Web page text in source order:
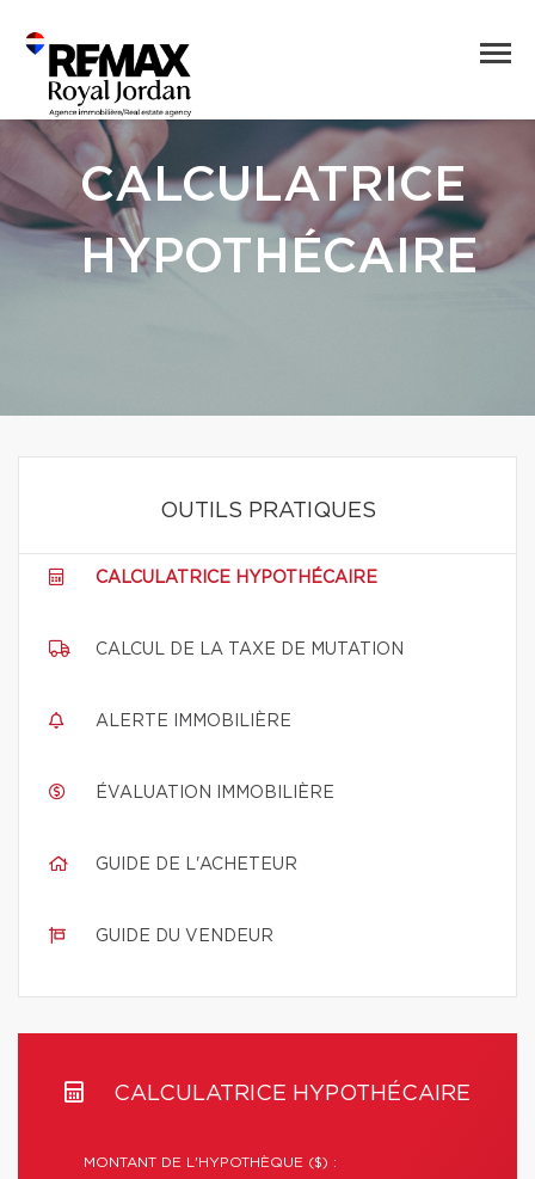
CALCULATRICE
HYPOTHÉCAIRE
OUTILS PRATIQUES
CALCULATRICE HYPOTHÉCAIRE
CALCUL DE LA TAXE DE MUTATION
ALERTE IMMOBILIÈRE
ÉVALUATION IMMOBILIÈRE
GUIDE DE L'ACHETEUR
GUIDE DU VENDEUR
CALCULATRICE HYPOTHÉCAIRE
MONTANT DE L'HYPOTHÈQUE ($) :